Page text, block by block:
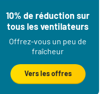
10% de réduction sur
tous les ventilateurs
Offrez-vous un peu de
fraîcheur
Vers les offres